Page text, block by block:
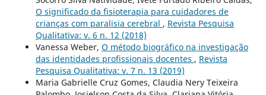
O significado da fisioterapia para cuidadores de
crianças com paralisia cerebral , Revista Pesquisa
Qualitativa: v. 6 n. 12 (2018)
Vanessa Weber, O método biográfico na investigação
das identidades profissionais docentes , Revista
Pesquisa Qualitativa: v. 7 n. 13 (2019)
Maria Gabrielle Cruz Gomes, Claudia Nery Teixeira